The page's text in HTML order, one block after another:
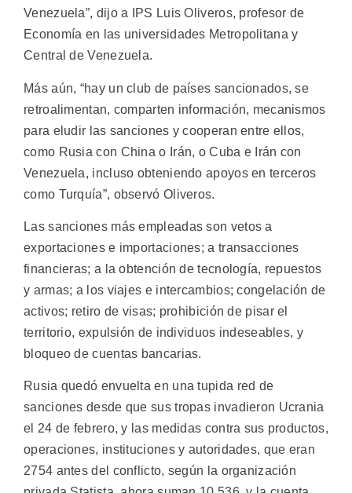
Venezuela”, dijo a IPS Luis Oliveros, profesor de
Economía en las universidades Metropolitana y
Central de Venezuela.
Más aún, “hay un club de países sancionados, se
retroalimentan, comparten información, mecanismos
para eludir las sanciones y cooperan entre ellos,
como Rusia con China o Irán, o Cuba e Irán con
Venezuela, incluso obteniendo apoyos en terceros
como Turquía”, observó Oliveros.
Las sanciones más empleadas son vetos a
exportaciones e importaciones; a transacciones
financieras; a la obtención de tecnología, repuestos
y armas; a los viajes e intercambios; congelación de
activos; retiro de visas; prohibición de pisar el
territorio, expulsión de individuos indeseables, y
bloqueo de cuentas bancarias.
Rusia quedó envuelta en una tupida red de
sanciones desde que sus tropas invadieron Ucrania
el 24 de febrero, y las medidas contra sus productos,
operaciones, instituciones y autoridades, que eran
2754 antes del conflicto, según la organización